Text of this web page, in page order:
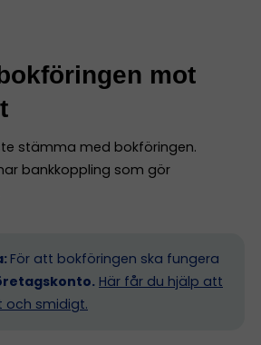
mot
stämma med bokföringen.
bankkoppling som gör
För att bokföringen ska fungera
Här får du hjälp att
smidigt.